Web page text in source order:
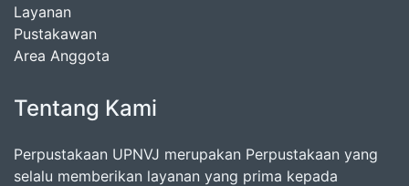
Layanan
Pustakawan
Area Anggota
Tentang Kami
Perpustakaan UPNVJ merupakan Perpustakaan yang
selalu memberikan layanan yang prima kepada